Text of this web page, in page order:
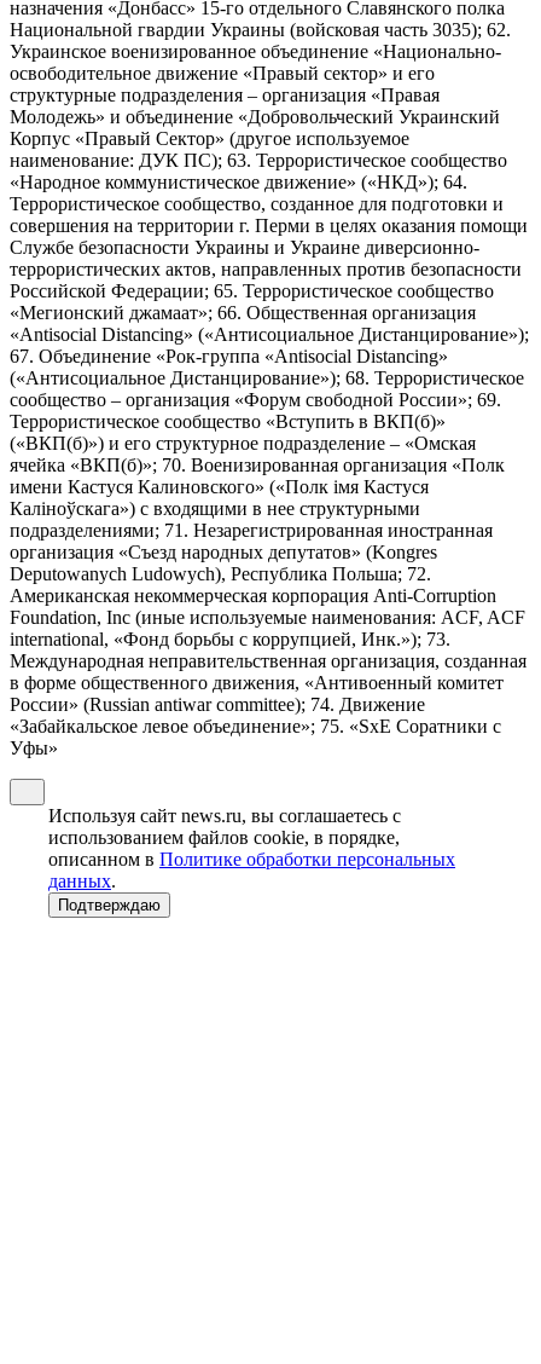
назначения «Донбасс» 15-го отдельного Славянского полка
Национальной гвардии Украины (войсковая часть 3035); 62.
Украинское военизированное объединение «Национально-
освободительное движение «Правый сектор» и его
структурные подразделения – организация «Правая
Молодежь» и объединение «Добровольческий Украинский
Корпус «Правый Сектор» (другое используемое
наименование: ДУК ПС); 63. Террористическое сообщество
«Народное коммунистическое движение» («НКД»); 64.
Террористическое сообщество, созданное для подготовки и
совершения на территории г. Перми в целях оказания помощи
Службе безопасности Украины и Украине диверсионно-
террористических актов, направленных против безопасности
Российской Федерации; 65. Террористическое сообщество
«Мегионский джамаат»; 66. Общественная организация
«Antisocial Distancing» («Антисоциальное Дистанцирование»);
67. Объединение «Рок-группа «Antisocial Distancing»
(«Антисоциальное Дистанцирование»); 68. Террористическое
сообщество – организация «Форум свободной России»; 69.
Террористическое сообщество «Вступить в ВКП(б)»
(«ВКП(б)») и его структурное подразделение – «Омская
ячейка «ВКП(б)»; 70. Военизированная организация «Полк
имени Кастуся Калиновского» («Полк iмя Кастуся
Калiноўскага») с входящими в нее структурными
подразделениями; 71. Незарегистрированная иностранная
организация «Съезд народных депутатов» (Kongres
Deputowanych Ludowych), Республика Польша; 72.
Американская некоммерческая корпорация Anti-Corruption
Foundation, Inc (иные используемые наименования: ACF, ACF
international, «Фонд борьбы с коррупцией, Инк.»); 73.
Международная неправительственная организация, созданная
в форме общественного движения, «Антивоенный комитет
России» (Russian antiwar committee); 74. Движение
«Забайкальское левое объединение»; 75. «SxE Соратники с
Уфы»
Используя сайт news.ru, вы соглашаетесь с
использованием файлов cookie, в порядке,
описанном в Политике обработки персональных
данных.
Подтверждаю